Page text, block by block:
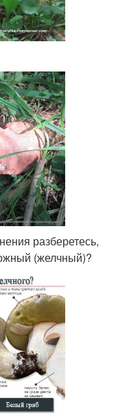
разберетесь,
(желчный)?